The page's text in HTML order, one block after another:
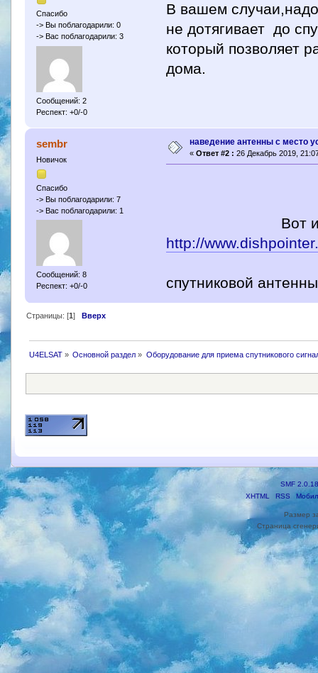
Спасибо
-> Вы поблагодарили: 0
-> Вас поблагодарили: 3
Сообщений: 2
Респект: +0/-0
В вашем
не дотягивает до
который позволяет
дома.
sembr
Новичок
Спасибо
-> Вы поблагодарили: 7
-> Вас поблагодарили: 1
Сообщений: 8
Респект: +0/-0
наведение антенны с место
« Ответ #2 : 26 Декабрь 2019,
Вот
http://
спутниковой антенны
Страницы: [1] Вверх
U4ELSAT» Основной раздел » Оборудование для приема спутникового
SMF 2.0.18
XHTML
RSS
Размер
Страница